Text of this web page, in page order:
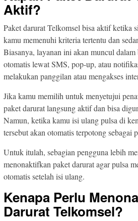
Aktif?
Paket darurat Telkomsel bisa aktif ketika
kamu memenuhi kriteria tertentu dan
Biasanya, layanan ini akan muncul dalam
otomatis lewat SMS, pop-up, atau
melakukan panggilan atau mengakses
Jika kamu memilih untuk menyetujui
paket darurat langsung aktif dan bisa
Namun, ketika kamu isi ulang pulsa di
tersebut akan otomatis terpotong sebagai
Untuk itulah, sebagian pengguna lebih
menonaktifkan paket darurat agar pulsa
otomatis setelah isi ulang.
Kenapa Perlu
Darurat Telkomsel?